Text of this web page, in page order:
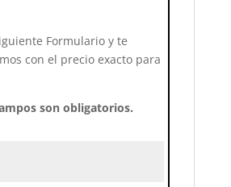
Formulario y te
con el precio exacto para
son obligatorios.